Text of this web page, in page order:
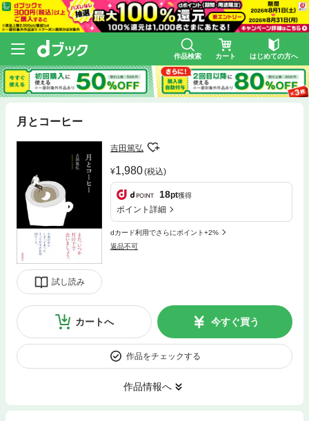
作品検索 カート はじめての方へ
月とコーヒー
試し読み
吉田篤弘
1,980(税込)
18pt獲得
ポイント詳細
dカード利用でさらにポイント+2%
返品不可
カートへ 今すぐ買う
作品をチェックする
作品情報へ